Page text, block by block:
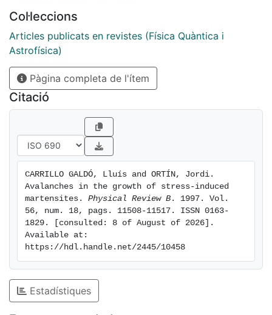
0
.
2
,
τ
=
and
±
0
.
3
Col·leccions
Articles publicats en revistes (Física Quàntica i
Astrofísica)
Pàgina completa de l'ítem
Citació
CARRILLO GALDÓ, Lluís and ORTÍN, Jordi.
Avalanches in the growth of stress-induced
martensites. Physical Review B . 1997. Vol.
56, num. 18, pags. 11508-11517. ISSN 0163-
1829. [consulted: 8 of August of 2026].
Available at:
https://hdl.handle.net/2445/10458
Estadístiques